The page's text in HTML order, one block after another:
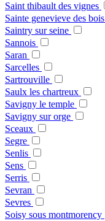
Saint thibault des vignes
Sainte genevieve des bois
Saintry sur seine
Sannois
Saran
Sarcelles
Sartrouville
Saulx les chartreux
Savigny le temple
Savigny sur orge
Sceaux
Segre
Senlis
Sens
Serris
Sevran
Sevres
Soisy sous montmorency